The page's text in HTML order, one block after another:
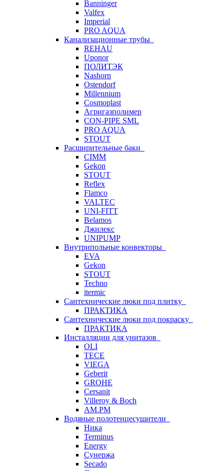
Banninger
Valfex
Imperial
PRO AQUA
Канализационные трубы
REHAU
Uponor
ПОЛИТЭК
Nashorn
Ostendorf
Millennium
Cosmoplast
Агригазполимер
CON-PIPE SML
PRO AQUA
STOUT
Расширительные баки
CIMM
Gekon
STOUT
Reflex
Flamco
VALTEC
UNI-FITT
Belamos
Джилекс
UNIPUMP
Внутрипольные конвекторы
EVA
Gekon
STOUT
Techno
itermic
Сантехнические люки под плитку
ПРАКТИКА
Сантехнические люки под покраску
ПРАКТИКА
Инсталляции для унитазов
OLI
TECE
VIEGA
Geberit
GROHE
Cersanit
Villeroy & Boch
AM.PM
Водяные полотенцесушители
Ника
Terminus
Energy
Сунержа
Secado